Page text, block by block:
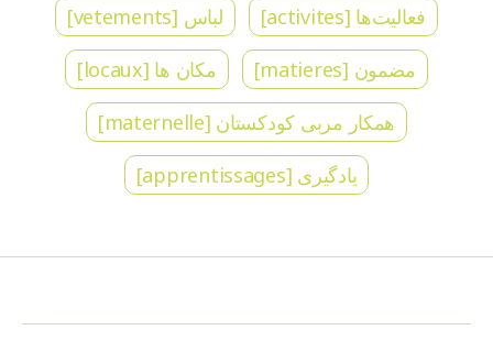
فعالیت‌ها [activites]
لباس [vetements]
مضمون [matieres]
مکان ها [locaux]
همکار مربی کودکستان [maternelle]
یادگیری [apprentissages]